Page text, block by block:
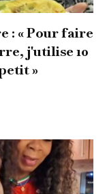
: « Pour faire
j'utilise 10
»